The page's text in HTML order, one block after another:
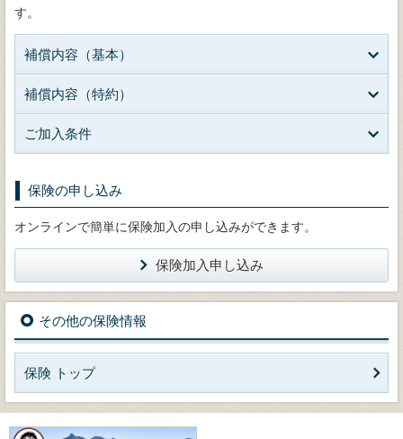
す。
補償内容（基本）
補償内容（特約）
ご加入条件
保険の申し込み
オンラインで簡単に保険加入の申し込みができます。
保険加入申し込み
その他の保険情報
保険 トップ